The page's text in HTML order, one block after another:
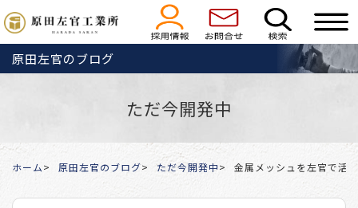
原田左官のブログ
ただ今開発中
ホーム 原田左官のブログ ただ今開発中 金属メッシュを左官で活